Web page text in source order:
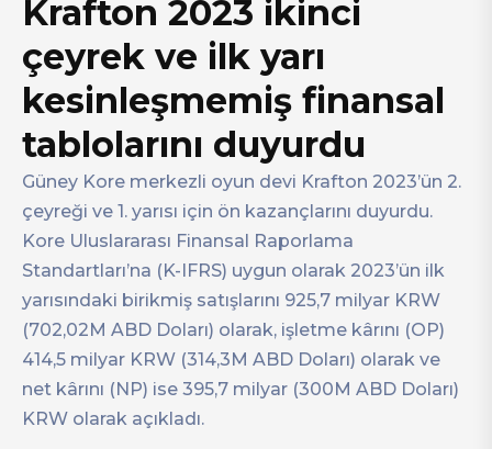
Krafton 2023 ikinci
çeyrek ve ilk yarı
kesinleşmemiş finansal
tablolarını duyurdu
Güney Kore merkezli oyun devi Krafton 2023’ün 2.
çeyreği ve 1. yarısı için ön kazançlarını duyurdu.
Kore Uluslararası Finansal Raporlama
Standartları’na (K-IFRS) uygun olarak 2023’ün ilk
yarısındaki birikmiş satışlarını 925,7 milyar KRW
(702,02M ABD Doları) olarak, işletme kârını (OP)
414,5 milyar KRW (314,3M ABD Doları) olarak ve
net kârını (NP) ise 395,7 milyar (300M ABD Doları)
KRW olarak açıkladı.